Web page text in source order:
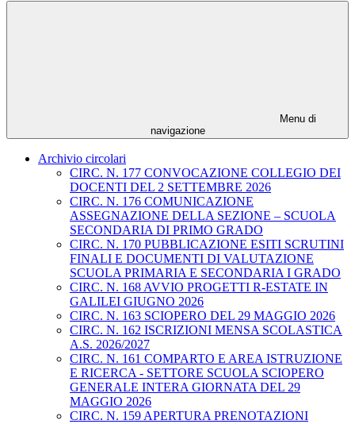
Menu di
navigazione
Archivio circolari
CIRC. N. 177 CONVOCAZIONE COLLEGIO DEI
DOCENTI DEL 2 SETTEMBRE 2026
CIRC. N. 176 COMUNICAZIONE
ASSEGNAZIONE DELLA SEZIONE – SCUOLA
SECONDARIA DI PRIMO GRADO
CIRC. N. 170 PUBBLICAZIONE ESITI SCRUTINI
FINALI E DOCUMENTI DI VALUTAZIONE
SCUOLA PRIMARIA E SECONDARIA I GRADO
CIRC. N. 168 AVVIO PROGETTI R-ESTATE IN
GALILEI GIUGNO 2026
CIRC. N. 163 SCIOPERO DEL 29 MAGGIO 2026
CIRC. N. 162 ISCRIZIONI MENSA SCOLASTICA
A.S. 2026/2027
CIRC. N. 161 COMPARTO E AREA ISTRUZIONE
E RICERCA - SETTORE SCUOLA SCIOPERO
GENERALE INTERA GIORNATA DEL 29
MAGGIO 2026
CIRC. N. 159 APERTURA PRENOTAZIONI